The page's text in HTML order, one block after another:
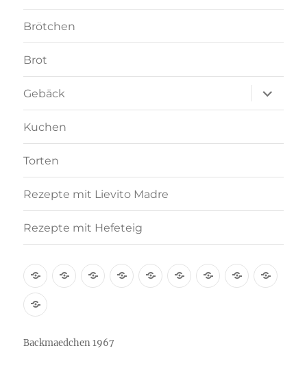
Brötchen
Brot
Gebäck
anzeigen
Kuchen
Torten
Rezepte mit Lievito Madre
Rezepte mit Hefeteig
Über Rezept-Kooperation
Brötchen
Brot GebäckKuchenTorten
Rezepte
Hefeteig
Backmaedchen 1967